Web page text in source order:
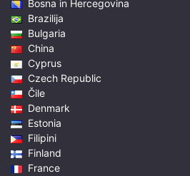
Bosna in Hercegovina
Brazilija
Bulgaria
China
Cyprus
Czech Republic
Čile
Denmark
Estonia
Filipini
Finland
France